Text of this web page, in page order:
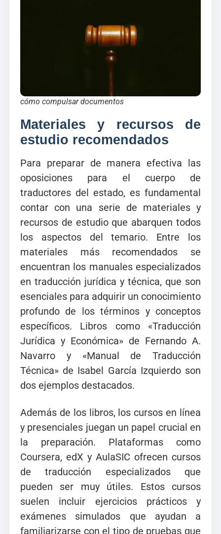
cómo compulsar documentos
Materiales y recursos de
estudio recomendados
Para preparar de manera efectiva las
oposiciones para el cuerpo de
traductores del estado, es fundamental
contar con una serie de materiales y
recursos de estudio que abarquen todos
los aspectos del temario. Entre los
materiales más recomendados se
encuentran los manuales especializados
en traducción jurídica y técnica, que son
esenciales para adquirir un conocimiento
profundo de los términos y conceptos
específicos. Libros como «Traducción
Jurídica y Económica» de Fernando A.
Navarro y «Manual de Traducción
Técnica» de Isabel García Izquierdo son
dos ejemplos destacados.
Además de los libros, los cursos en línea
y presenciales juegan un papel crucial en
la preparación. Plataformas como
Coursera, edX y AulaSIC ofrecen cursos
de traducción especializados que
pueden ser muy útiles. Estos cursos
suelen incluir ejercicios prácticos y
exámenes simulados que ayudan a
familiarizarse con el tipo de pruebas que